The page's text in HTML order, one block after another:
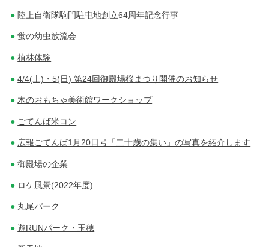
陸上自衛隊駒門駐屯地創立64周年記念行事
蛍の幼虫放流会
植林体験
4/4(土)・5(日) 第24回御殿場桜まつり開催のお知らせ
木のおもちゃ美術館ワークショップ
ごてんば米コン
広報ごてんば1月20日号「二十歳の集い」の写真を紹介します
御殿場の企業
ロケ風景(2022年度)
丸尾パーク
遊RUNパーク・玉穂